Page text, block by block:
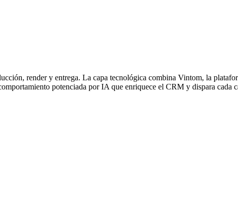
render y entrega. La capa tecnológica combina Vintom, la
potenciada por IA que enriquece el CRM y dispara cada